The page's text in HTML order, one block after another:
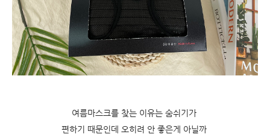
여름마스크를 찾는 이유는 숨쉬기가
편하기 때문인데 오히려 안 좋은게 아닐까